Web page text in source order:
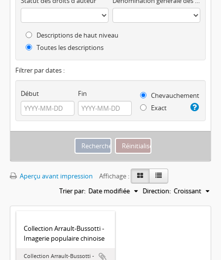
Descriptions de haut niveau
Toutes les descriptions
Filtrer par dates :
Début Fin
Chevauchement
Exact
Aperçu avant impression
Affichage :
Trier par: Date modifiée Direction: Croissant
Collection Arrault-Bussotti -
Imagerie populaire chinoise
Collection Arrault-Bussotti -